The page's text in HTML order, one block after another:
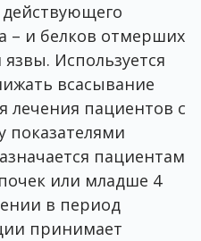
– и белков отмерших
Используется
всасывание
лечения пациентов с
пациентам
или младше 4
в период
принимает